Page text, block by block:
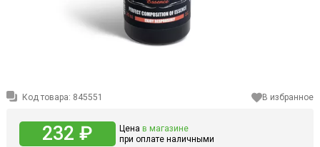
Код товара: 845551 В избранное
232 ₽ Цена в магазине
при оплате наличными